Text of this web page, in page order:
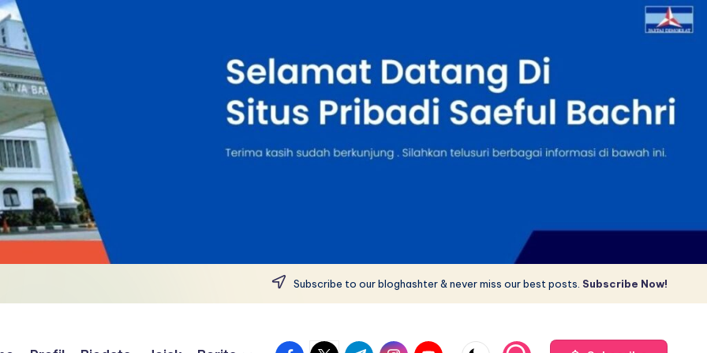
Subscribe to our bloghashter & never miss our best posts. Subscribe Now!